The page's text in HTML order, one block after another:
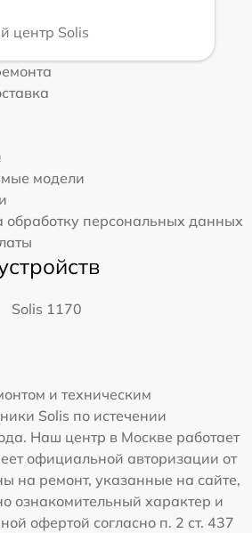
центр Solis
модели
обработку персональных данных
Solis 1170
и техническим
Solis по истечении
Наш центр в Москве работает
официальной авторизации от
на ремонт, указанные на сайте,
ознакомительный характер и
офертой согласно п. 2 ст. 437